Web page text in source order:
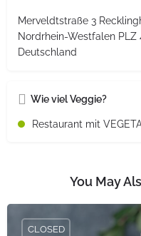
Merveldtstraße 3
Nordrhein-Westfalen PLZ
Deutschland
Wie viel Veggie?
You May
CLOSED